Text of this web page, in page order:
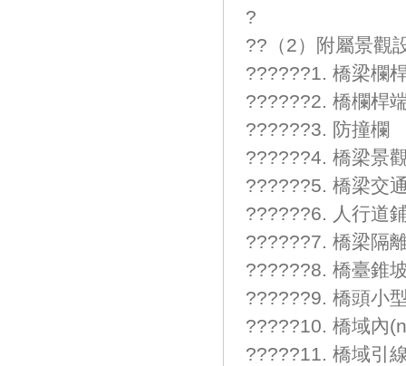
?
??（2）附屬景觀
??????1. 橋梁欄
??????2. 橋欄桿
??????3. 防撞欄
??????4. 橋梁景
??????5. 橋梁交
??????6. 人行道
??????7. 橋梁隔
??????8. 橋臺錐
??????9. 橋頭小
?????10. 橋域內
?????11. 橋域引